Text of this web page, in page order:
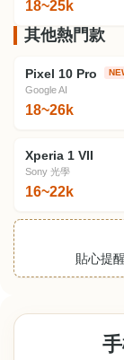
18~25k
其他熱門款
Pixel 10 Pro
Google AI
18~26k
Xperia 1 VII
Sony 光學
16~22k
貼心提